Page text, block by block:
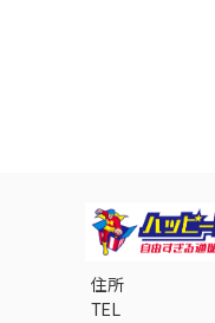
住所
TEL